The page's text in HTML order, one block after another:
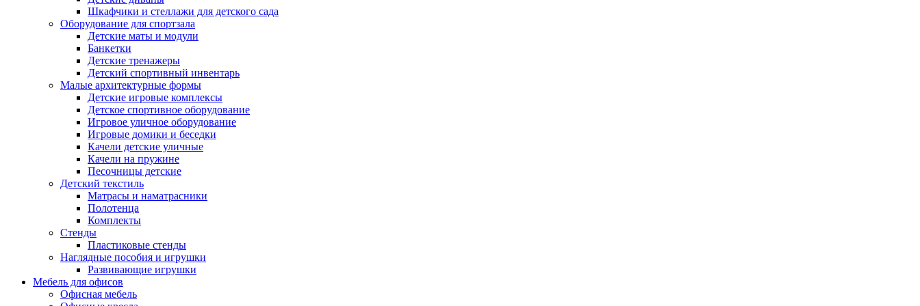
Шкафчики и стеллажи для детского сада
Оборудование для спортзала
Детские маты и модули
Банкетки
Детские тренажеры
Детский спортивный инвентарь
Малые архитектурные формы
Детские игровые комплексы
Детское спортивное оборудование
Игровое уличное оборудование
Игровые домики и беседки
Качели детские уличные
Качели на пружине
Песочницы детские
Детский текстиль
Матрасы и наматрасники
Полотенца
Комплекты
Стенды
Пластиковые стенды
Наглядные пособия и игрушки
Развивающие игрушки
Мебель для офисов
Офисная мебель